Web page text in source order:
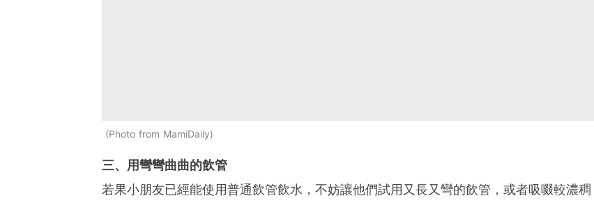
Photo from MamiDaily
三、用彎彎曲曲的飲管
若果小朋友已經能使用普通飲管飲水，不妨讓他們試用又長又彎的飲管，或者吸啜較濃稠